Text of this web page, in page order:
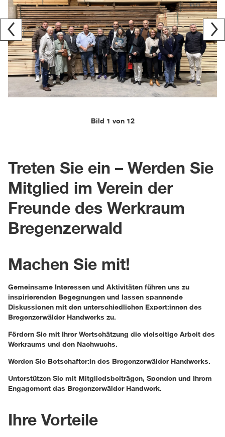
Bild 1 von 12
Treten Sie ein – Werden Sie
Mitglied im Verein der
Freunde des Werkraum
Bregenzerwald
Machen Sie mit!
Gemeinsame Interessen und Aktivitäten führen uns zu
inspirierenden Begegnungen und lassen spannende
Diskussionen mit den unterschiedlichen Expert:innen des
Bregenzerwälder Handwerks zu.
Fördern Sie mit Ihrer Wertschätzung die vielseitige Arbeit des
Werkraums und den Nachwuchs.
Werden Sie Botschafter:in des Bregenzerwälder Handwerks.
Unterstützen Sie mit Mitgliedsbeiträgen, Spenden und Ihrem
Engagement das Bregenzerwälder Handwerk.
Ihre Vorteile